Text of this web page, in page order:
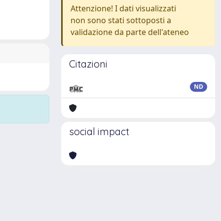
Attenzione! I dati visualizzati
non sono stati sottoposti a
validazione da parte dell'ateneo
Citazioni
ND
social impact